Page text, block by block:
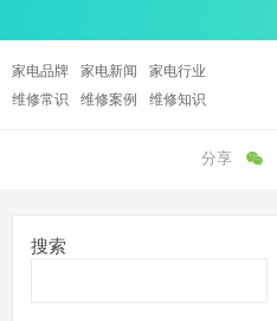
家电品牌 家电新闻
家电行业
维修常识 维修案例 维修知识
搜索